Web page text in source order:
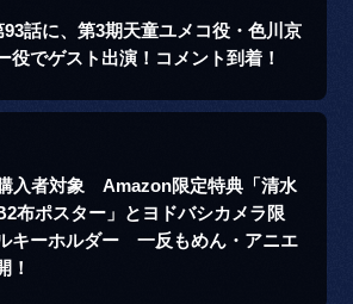
話に、第3期天童ユメコ役・色川京
役でゲスト出演！コメント到着！
入者対象 Amazon限定特典「清水
布ポスター」とヨドバシカメラ限
キーホルダー 一反もめん・アニエ
！